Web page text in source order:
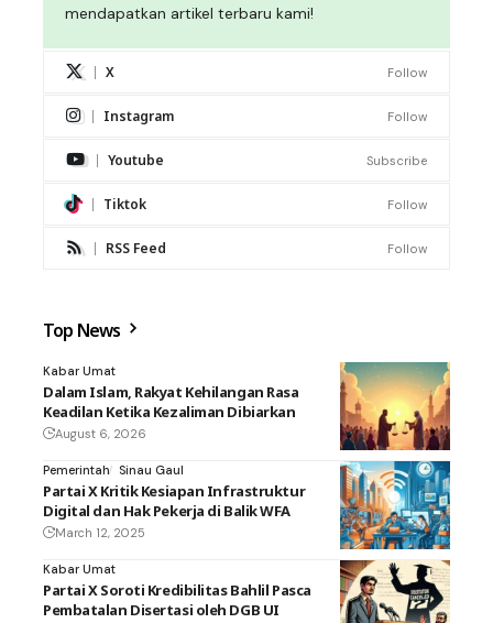
mendapatkan artikel terbaru kami!
X Follow
Instagram Follow
Youtube Subscribe
Tiktok Follow
RSS Feed Follow
Top News
Kabar Umat
Dalam Islam, Rakyat Kehilangan Rasa
Keadilan Ketika Kezaliman Dibiarkan
August 6, 2026
Pemerintah Sinau Gaul
Partai X Kritik Kesiapan Infrastruktur
Digital dan Hak Pekerja di Balik WFA
March 12, 2025
Kabar Umat
Partai X Soroti Kredibilitas Bahlil Pasca
Pembatalan Disertasi oleh DGB UI